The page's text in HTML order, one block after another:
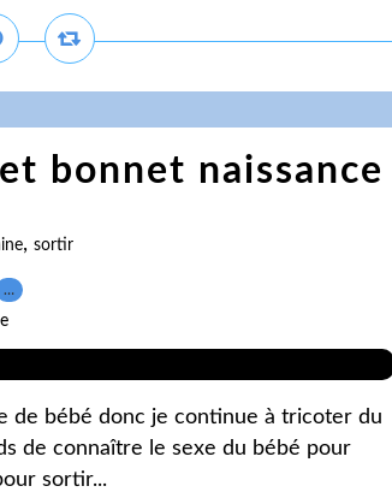
bonnet naissance
, sortir
…
de bébé donc je continue à tricoter du
de connaître le sexe du bébé pour
sortir...